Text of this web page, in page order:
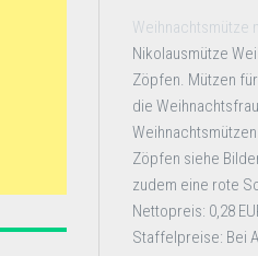
Weihnachtsmütze
Nikolausmütze
Zöpfen. Mützen
die
Zöpfen siehe
zudem eine rote
Nettopreis: 0,28
Staffelpreise: Bei